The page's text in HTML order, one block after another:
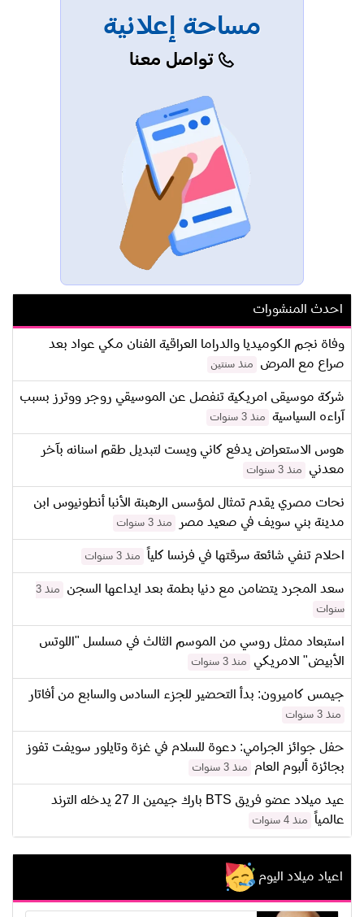
مساحة إعلانية
تواصل معنا
احدث المنشورات
وفاة نجم الكوميديا والدراما العراقية الفنان مكي عواد بعد
صراع مع المرض
منذ سنتين
شركة موسيقى امريكية تنفصل عن الموسيقي روجر ووترز بسبب
آراءه السياسية
منذ 3 سنوات
هوس الاستعراض يدفع كاني ويست لتبديل طقم اسنانه بآخر
معدني
منذ 3 سنوات
نحات مصري يقدم تمثال لمؤسس الرهبنة الأنبا أنطونيوس ابن
مدينة بني سويف في صعيد مصر
منذ 3 سنوات
احلام تنفي شائعة سرقتها في فرنسا كلياً منذ 3 سنوات
سعد المجرد يتضامن مع دنيا بطمة بعد ايداعها السجن
منذ 3
سنوات
استبعاد ممثل روسي من الموسم الثالث في مسلسل "اللوتس
الأبيض" الامريكي
منذ 3 سنوات
جيمس كاميرون: بدأ التحضير للجزء السادس والسابع من أفاتار
منذ 3 سنوات
حفل جوائز الجرامي: دعوة للسلام في غزة وتايلور سويفت تفوز
بجائزة ألبوم العام
منذ 3 سنوات
عيد ميلاد عضو فريق BTS بارك جيمين الـ 27 يدخله الترند
عالمياً
منذ 4 سنوات
اعياد ميلاد اليوم